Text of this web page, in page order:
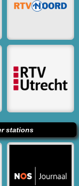
stations